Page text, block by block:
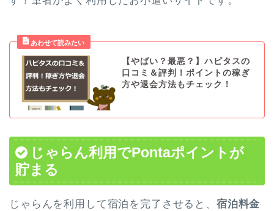
【やばい？最悪？】ハピタスの
口コミ＆評判！ポイントの稼ぎ
方や退会方法もチェック！
じゃらん利用でPontaポイントが
貯まる
じゃらんを利用して宿泊を完了させると、 宿泊料金